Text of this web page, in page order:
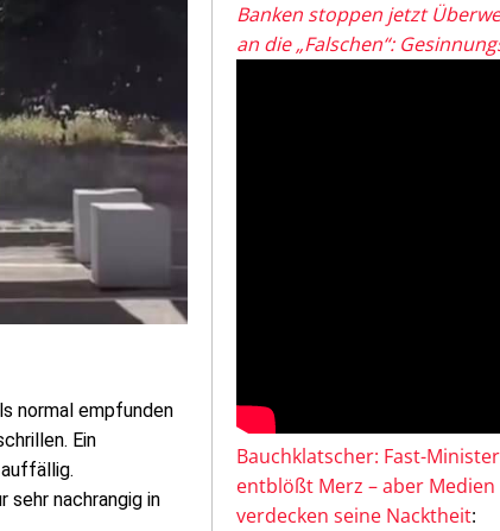
normal empfunden
Ein
sehr nachrangig in
Banken stoppen jetzt
an die „Falschen“:
Bauchklatscher: Fast-Minister
entblößt Merz – aber Medien
verdecken seine Nacktheit: